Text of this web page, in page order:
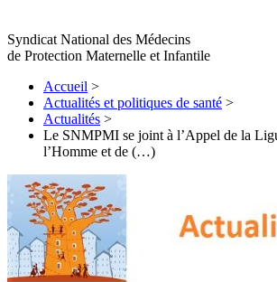
Syndicat National des Médecins
de Protection Maternelle et Infantile
Accueil >
Actualités et politiques de santé >
Actualités >
Le SNMPMI se joint à l’Appel de la
l’Homme et de (…)